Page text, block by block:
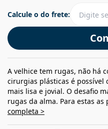
Calcule o do frete:
A velhice tem rugas, não há
cirurgias plásticas é possível
mais lisa e jovial. O desafio
rugas da alma. Para estas as
completa >